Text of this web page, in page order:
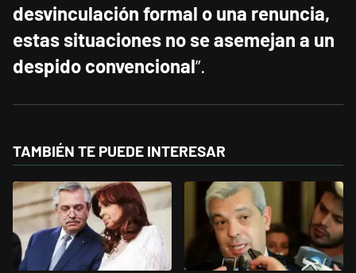
desvinculación formal o una renuncia,
estas situaciones no se asemejan a un
despido convencional”.
TAMBIÉN TE PUEDE INTERESAR